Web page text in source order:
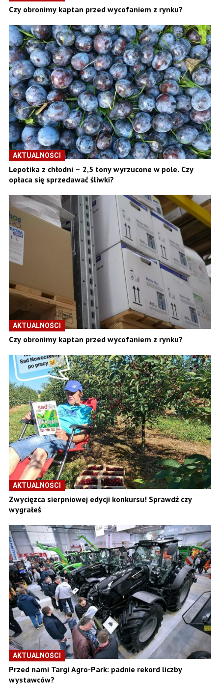
Czy obronimy kaptan przed wycofaniem z rynku?
AKTUALNOŚCI
Lepotika z chłodni – 2,5 tony wyrzucone w pole. Czy
opłaca się sprzedawać śliwki?
AKTUALNOŚCI
Czy obronimy kaptan przed wycofaniem z rynku?
AKTUALNOŚCI
Zwycięzca sierpniowej edycji konkursu! Sprawdź czy
wygrałeś
AKTUALNOŚCI
Przed nami Targi Agro-Park: padnie rekord liczby
wystawców?